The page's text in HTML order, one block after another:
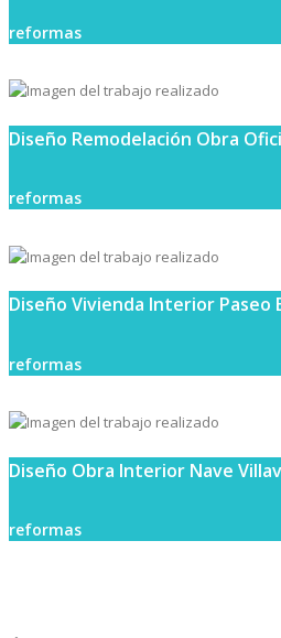
reformas
Diseño Remodelación Obra
reformas
Diseño Vivienda Interior Paseo
reformas
Diseño Obra Interior Nave
reformas